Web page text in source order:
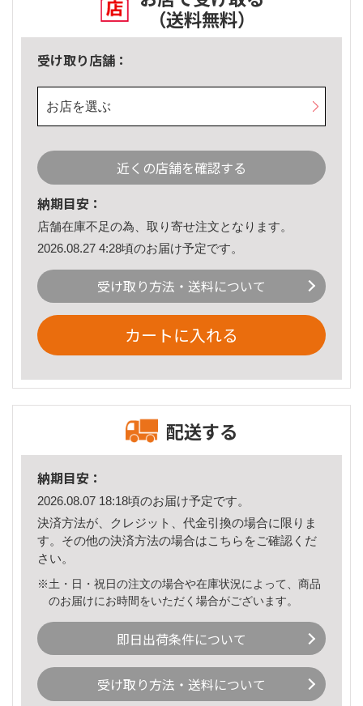
（送料無料）
受け取り店舗：
お店を選ぶ
近くの店舗を確認する
納期目安：
店舗在庫不足の為、取り寄せ注文となります。
2026.08.27 4:28頃のお届け予定です。
受け取り方法・送料について
カートに入れる
配送する
納期目安：
2026.08.07 18:18頃のお届け予定です。
決済方法が、クレジット、代金引換の場合に限りま
す。その他の決済方法の場合はこちら をご確認くだ
さい。
※土・日・祝日の注文の場合や在庫状況によって、商品
のお届けにお時間をいただく場合がございます。
即日出荷条件について
受け取り方法・送料について